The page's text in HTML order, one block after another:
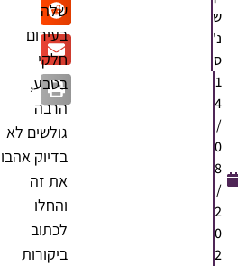
ש
נ'
ס
1
4
/
0
8
/
2
0
2
שלה
בעירום
חלקי
בטבע,
הרבה
גולשים לא
בדיוק אהבו
את זה
והחלו
לכתוב
ביקורות